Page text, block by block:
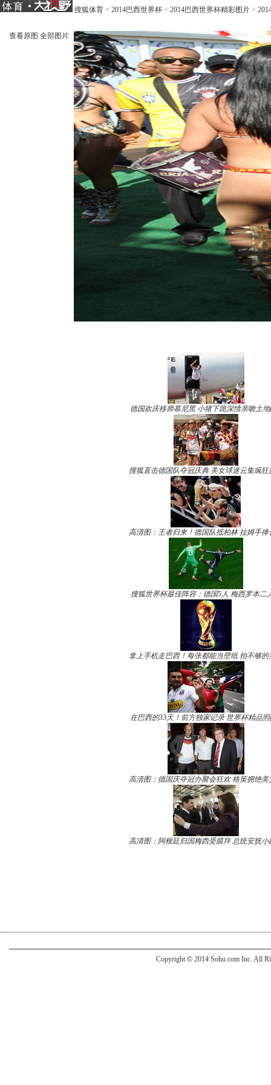
搜狐体育 > 2014巴西世界杯 > 2014巴西世界杯精彩图片 >
查看原图 全部图片
德国欢庆移师慕尼黑 小猪下跪深情亲吻土地
搜狐直击德国队夺冠庆典 美女球迷云集疯狂
高清图：王者归来！德国队抵柏林 拉姆手捧
搜狐世界杯最佳阵容：德国5人 梅西罗本二
拿上手机走巴西！每张都能当壁纸 拍不够的
在巴西的33天！前方独家记录 世界杯精品
高清图：德国庆夺冠办聚会狂欢 格策拥绝美
高清图：阿根廷归国梅西受膜拜 总统安抚小
Copyright © 2014 Sohu.com Inc. All